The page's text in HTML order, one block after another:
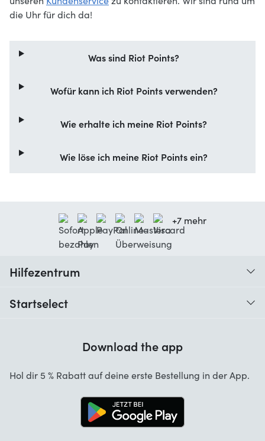
die Uhr für dich da!
Was sind Riot Points?
Wofür kann ich Riot Points verwenden?
Wie erhalte ich meine Riot Points?
Wie löse ich meine Riot Points ein?
+7 mehr
Hilfezentrum
Startselect
Jobs
Download the app
Hol dir 5 % Rabatt auf deine erste Bestellung in der App.